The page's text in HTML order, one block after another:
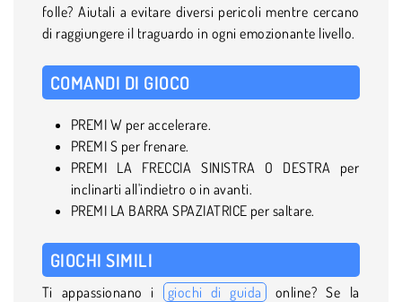
folle? Aiutali a evitare diversi pericoli mentre cercano
di raggiungere il traguardo in ogni emozionante livello.
COMANDI DI GIOCO
PREMI W per accelerare.
PREMI S per frenare.
PREMI LA FRECCIA SINISTRA O DESTRA per
inclinarti all'indietro o in avanti.
PREMI LA BARRA SPAZIATRICE per saltare.
GIOCHI SIMILI
Ti appassionano i giochi di guida online? Se la